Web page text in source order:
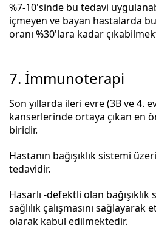
%7-10'sinde bu tedavi
içmeyen ve bayan hastalarda
oranı %30'lara kadar
7. İmmunoterapi
Son yıllarda ileri evre (3B ve 4.
kanserlerinde ortaya çıkan en
biridir.
Hastanın bağışıklık sistemi
tedavidir.
Hasarlı -defektli olan
sağlılık çalışmasını
olarak kabul edilmektedir.